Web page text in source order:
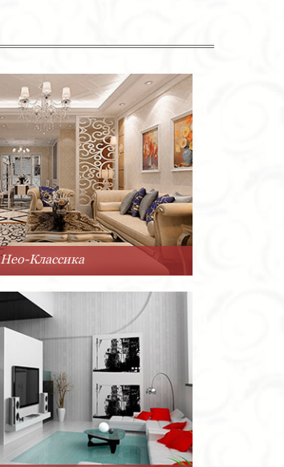
Нео-Классика